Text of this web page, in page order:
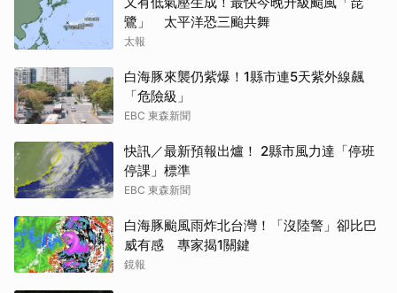
鷺」 太平洋恐三颱共舞
太報
白海豚來襲仍紫爆！1縣市連5天紫外線飆
「危險級」
EBC 東森新聞
快訊／最新預報出爐！ 2縣市風力達「停班
停課」標準
EBC 東森新聞
白海豚颱風雨炸北台灣！「沒陸警」卻比巴
威有感 專家揭1關鍵
鏡報